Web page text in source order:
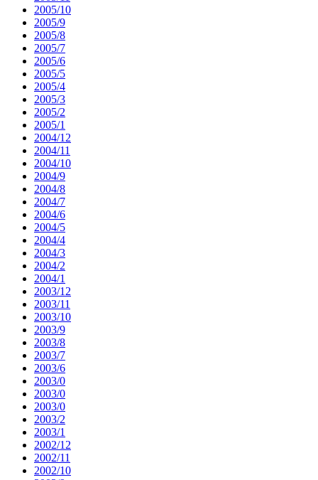
2005/10
2005/9
2005/8
2005/7
2005/6
2005/5
2005/4
2005/3
2005/2
2005/1
2004/12
2004/11
2004/10
2004/9
2004/8
2004/7
2004/6
2004/5
2004/4
2004/3
2004/2
2004/1
2003/12
2003/11
2003/10
2003/9
2003/8
2003/7
2003/6
2003/0
2003/0
2003/0
2003/2
2003/1
2002/12
2002/11
2002/10